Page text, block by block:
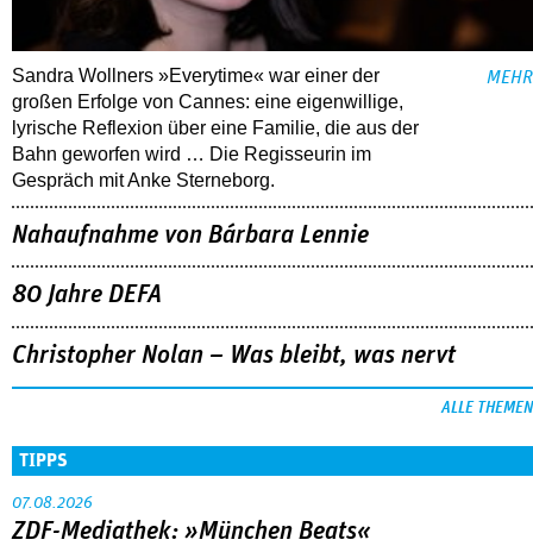
Sandra Wollners »Everytime« war einer der
großen Erfolge von Cannes: eine eigenwillige,
lyrische Reflexion über eine ­Familie, die aus der
Bahn geworfen wird … Die Regisseurin im
Gespräch mit Anke Sterneborg.
MEHR
Nahaufnahme von Bárbara Lennie
80 Jahre DEFA
Christopher Nolan – Was bleibt, was nervt
ALLE THEMEN
TIPPS
07.08.2026
ZDF-Mediathek: »München Beats«